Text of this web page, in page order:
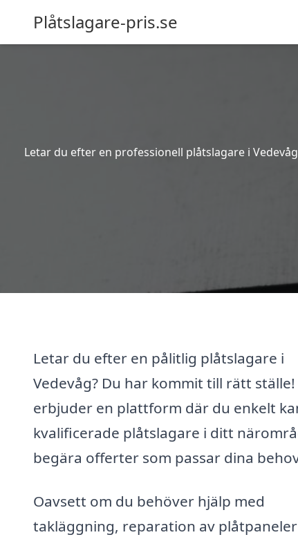
Plåtslagare-pris.se
Letar du efter en professionell plåtslagare i
Letar du efter en pålitlig plåtslagare i
Vedevåg? Du har kommit till rätt ställe!
erbjuder en plattform där du enkelt
kvalificerade plåtslagare i ditt
begära offerter som passar dina
Oavsett om du behöver hjälp med
takläggning, reparation av